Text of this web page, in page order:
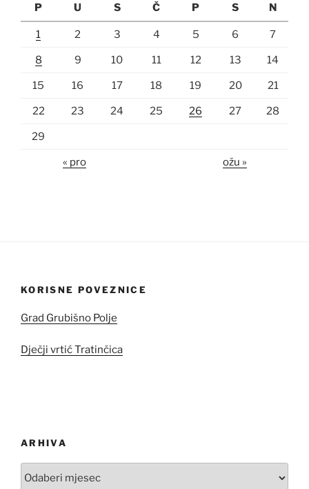
P
U S Č P S N
1 2 3 4 5 6 7
8 9 10 11 12 13 14
15 16 17 18 19 20 21
22 23 24 25 26 27 28
29
« pro ožu »
KORISNE POVEZNICE
Grad Grubišno Polje
Dječji vrtić Tratinčica
ARHIVA
Arhiva